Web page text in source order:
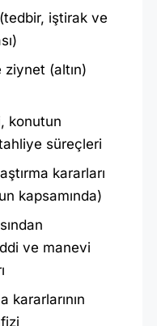
iştirak ve
ziynet (altın)
konutun
süreçleri
kararları
kapsamında)
ve manevi
kararlarının